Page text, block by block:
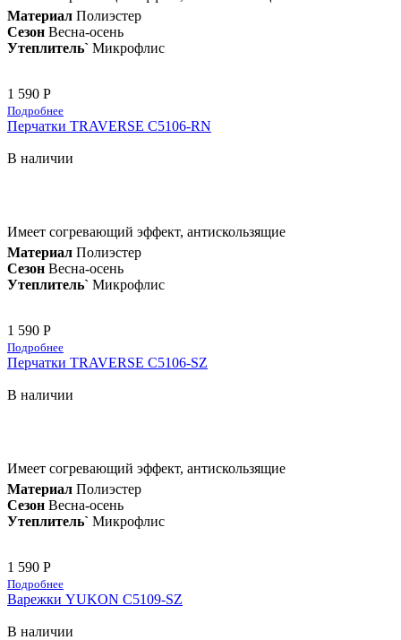
Материал Полиэстер
Сезон Весна-осень
Утеплитель` Микрофлис
1 590 Р
Подробнее
Перчатки TRAVERSE C5106-RN
В наличии
Имеет согревающий эффект, антискользящие
Материал Полиэстер
Сезон Весна-осень
Утеплитель` Микрофлис
1 590 Р
Подробнее
Перчатки TRAVERSE C5106-SZ
В наличии
Имеет согревающий эффект, антискользящие
Материал Полиэстер
Сезон Весна-осень
Утеплитель` Микрофлис
1 590 Р
Подробнее
Варежки YUKON C5109-SZ
В наличии